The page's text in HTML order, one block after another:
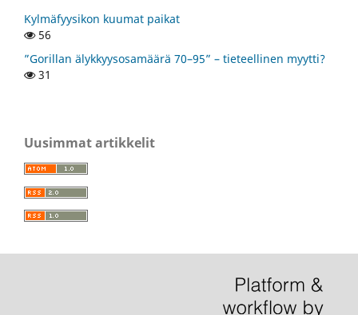
Kylmäfyysikon kuumat paikat
56
”Gorillan älykkyysosamäärä 70–95” – tieteellinen myytti?
31
Uusimmat artikkelit